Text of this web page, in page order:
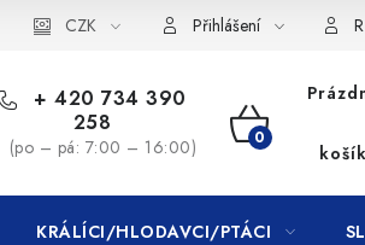
CZK Přihlášení
+ 420 734 390
258
(po – pá: 7:00 – 16:00)
NÁKUPNÍ
KOŠÍK
košík
KRÁLÍCI/HLODAVCI/PTÁCI